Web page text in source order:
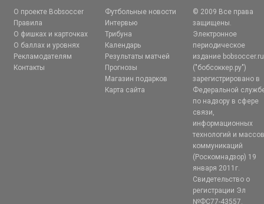
О проекте Bobsoccer
Правила
О фишках и карточках
О баллах и уровнях
Рекламодателям
Контакты
Футбольные новости
Интервью
Трибуна
Календарь
Результаты матчей
Прогнозы
Магазин подарков
Карта сайта
© 2009 Все права
защищены.
Электронное
периодическое
издание bobsoccer.ru
("бобсоккер.ру")
зарегистрировано в
Федеральной
по надзору в сфере
связи,
информационных
технологий и
коммуникаций
(Роскомнадзор) 19
января 2011г.
Свидетельство о
регистрации Эл
№ФС77-43557.